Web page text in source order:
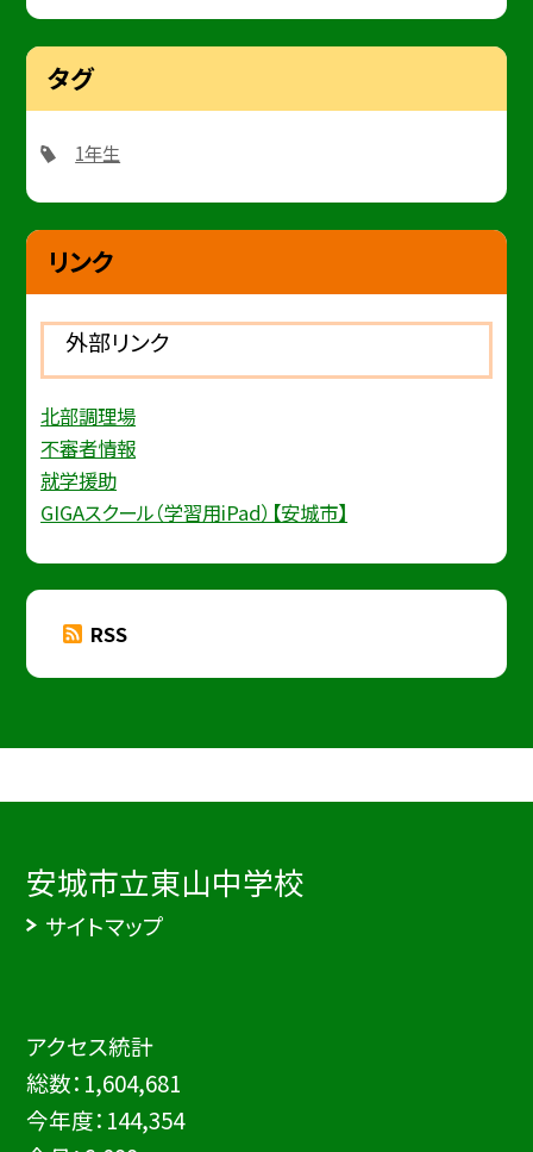
タグ
1年生
リンク
外部リンク
北部調理場
不審者情報
就学援助
GIGAスクール（学習用iPad）【安城市】
RSS
安城市立東山中学校
サイトマップ
アクセス統計
総数： 1,604,681
今年度： 144,354